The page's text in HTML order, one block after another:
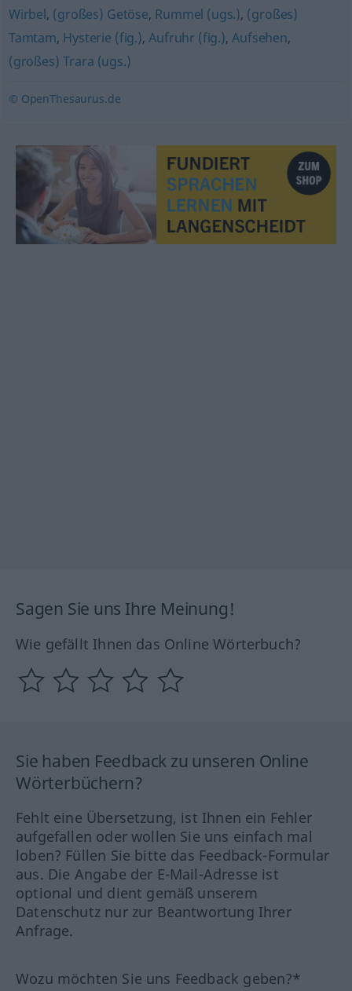
Wirbel, (großes) Getöse, Rummel (ugs.), (großes)
Tamtam, Hysterie (fig.),Aufruhr (fig.),Aufsehen,
(großes) Trara (ugs.)
© OpenThesaurus.de
Sagen Sie uns Ihre Meinung!
Wie gefällt Ihnen das Online Wörterbuch?
Sie haben Feedback zu unseren Online
Wörterbüchern?
Fehlt eine Übersetzung, ist Ihnen ein Fehler
aufgefallen oder wollen Sie uns einfach mal
loben? Füllen Sie bitte das Feedback-Formular
aus. Die Angabe der E-Mail-Adresse ist
optional und dient gemäß unserem
Datenschutz nur zur Beantwortung Ihrer
Anfrage.
Wozu möchten Sie uns Feedback geben?*